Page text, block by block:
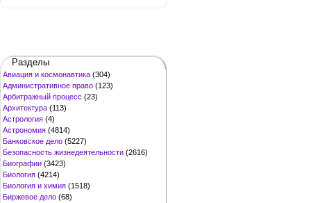
Разделы
Авиация и космонавтика (304)
Административное право (123)
Арбитражный процесс (23)
Архитектура (113)
Астрология (4)
Астрономия (4814)
Банковское дело (5227)
Безопасность жизнедеятельности (2616)
Биографии (3423)
Биология (4214)
Биология и химия (1518)
Биржевое дело (68)